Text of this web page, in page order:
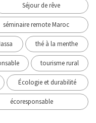
Séjour de rêve
séminaire remote Maroc
thé à la menthe
tourisme rural
Écologie et durabilité
écoresponsable